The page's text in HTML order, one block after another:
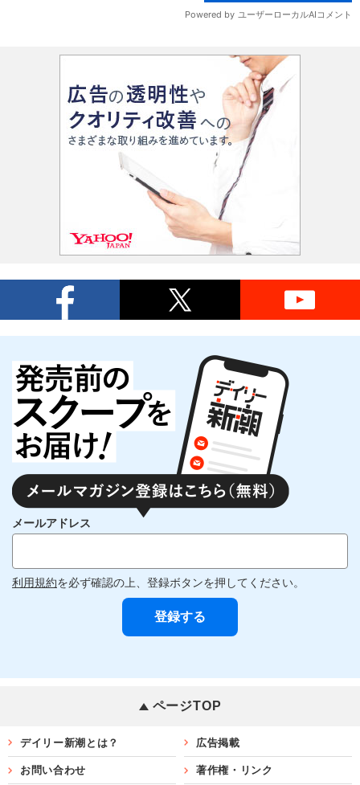
メールアドレス
利用規約を必ず確認の上、登録ボタンを押してください。
ページTOP
デイリー新潮とは？ 広告掲載
お問い合わせ 著作権・リンク